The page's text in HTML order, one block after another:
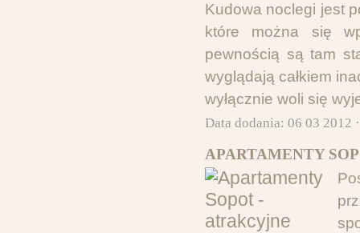
Kudowa noclegi jest
które można się
pewnością są tam
wyglądają całkiem
wyłącznie woli się
Data dodania: 06 03 2012
APARTAMENTY